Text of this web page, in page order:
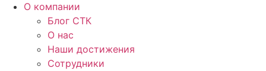
О компании
Блог СТК
О нас
Наши достижения
Сотрудники